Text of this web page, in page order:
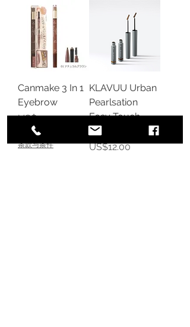
Canmake 3 In 1
Eyebrow
價格
US$22.00
增值税 未含
条款与条件
KLAVUU Urban
Pearlsation
Easy Touch
Browcara
價格
US$12.00